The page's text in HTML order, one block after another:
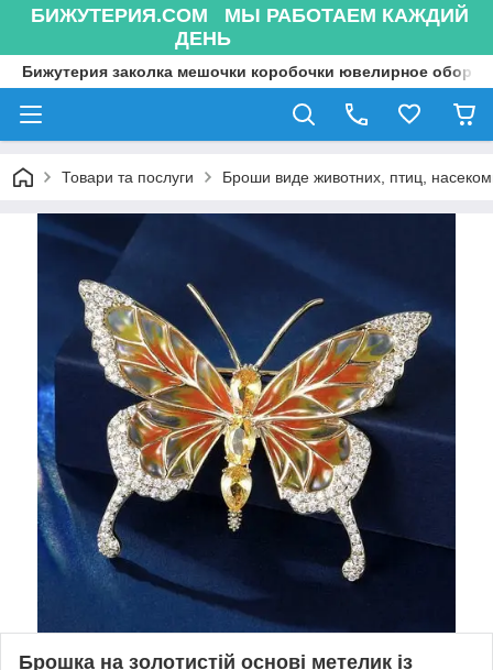
БИЖУТЕРИЯ.COM МЫ РАБОТАЕМ КАЖДИЙ
ДЕНЬ
Бижутерия заколка мешочки коробочки ювелирное
Товари та послуги Броши виде животних, птиц,
Брошка на золотистій основі метелик із